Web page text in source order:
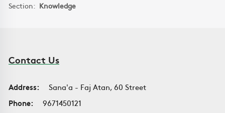
Section: Knowledge
Contact Us
Address:
Sana'a - Faj Atan, 60 Street
Phone:
9671450121